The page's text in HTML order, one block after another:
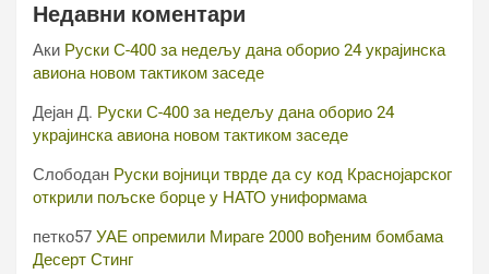
Недавни коментари
Аки Руски С-400 за недељу дана оборио 24 украјинска
авиона новом тактиком заседе
Дејан Д. Руски С-400 за недељу дана оборио 24
украјинска авиона новом тактиком заседе
Слободан Руски војници тврде да су код Краснојарског
открили пољске борце у НАТО униформама
петко57 УАЕ опремили Мираге 2000 вођеним бомбама
Десерт Стинг